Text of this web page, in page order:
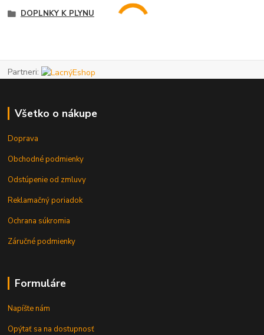
DOPLNKY K PLYNU
Partneri:
Všetko o nákupe
Doprava
Obchodné podmienky
Odstúpenie od zmluvy
Reklamačný poriadok
Ochrana súkromia
Záručné podmienky
Formuláre
Napíšte nám
Opýtať sa na dostupnosť